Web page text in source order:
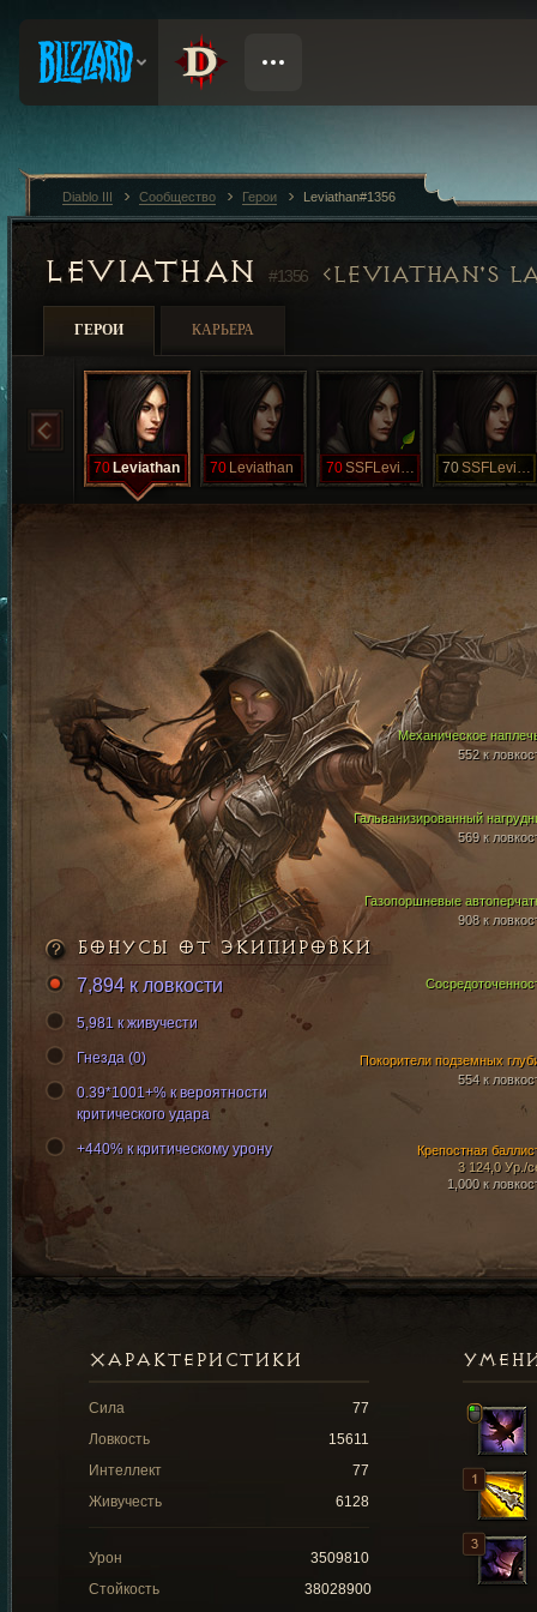
LEVIATHAN #1356 LEVIATHAN'S
ГЕРОИ КАРЬЕРА
70 Leviathan 70 Leviathan 70 SSFLeviathan 70 SSFLeviathan
Гальванизированный
569 к
Газопоршневые
908 к
Механическое
552 к
Покорители подземных
554 к
Крепостная
3 124,0 Ур./
1,000 к
БОНУСЫ ОТ ЭКИПИРОВКИ
7,894 к ловкости
5,981 к живучести
Гнезда (0)
0.39*1001+% к вероятности
критического удара
+440% к критическому урону
ХАРАКТЕРИСТИКИ
Сила
77
Ловкость
15611
Интеллект
77
Живучесть
6128
Урон
3509810
Стойкость
38028900
Diablo III Сообщество Герои Leviathan#1356